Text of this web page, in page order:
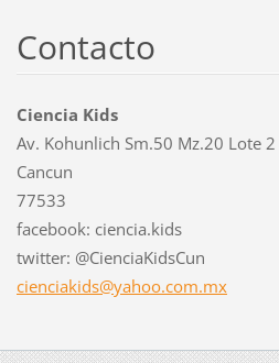
Contacto
Ciencia Kids
Av. Kohunlich Sm.50 Mz.20 Lote 2
Cancun
77533
facebook: ciencia.kids
twitter: @CienciaKidsCun
cienciakids@yahoo.com.mx